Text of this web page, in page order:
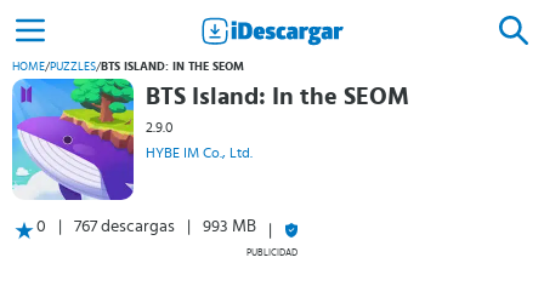
HOME/PUZZLES/ BTS ISLAND: IN THE SEOM
BTS Island: In the SEOM
2.9.0
HYBE IM Co., Ltd.
0 767 descargas 993 MB
PUBLICIDAD